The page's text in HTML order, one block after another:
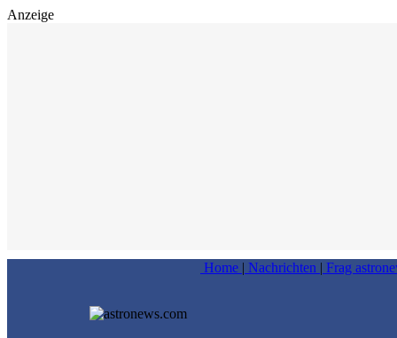
Anzeige
Home | Nachrichten | Frag